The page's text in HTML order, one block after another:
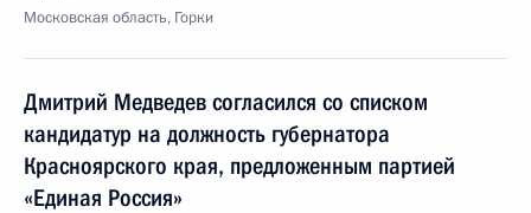
Московская область, Горки
Дмитрий Медведев согласился со списком
кандидатур на должность губернатора
Красноярского края, предложенным партией
«Единая Россия»